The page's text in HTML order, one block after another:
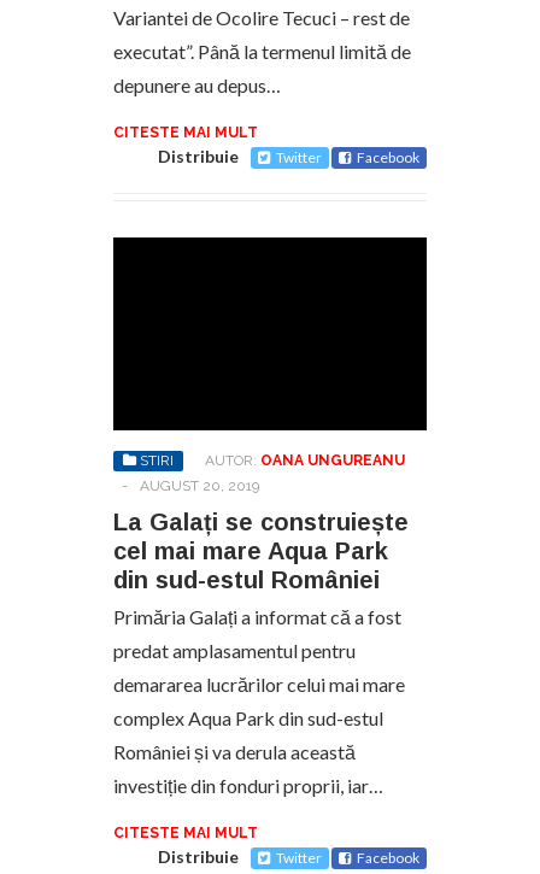
Variantei de Ocolire Tecuci – rest de
executat”. Până la termenul limită de
depunere au depus…
CITESTE MAI MULT
Distribuie Twitter Facebook
STIRI AUTOR: OANA UNGUREANU
-
AUGUST 20, 2019
La Galați se construiește
cel mai mare Aqua Park
din sud-estul României
Primăria Galați a informat că a fost
predat amplasamentul pentru
demararea lucrărilor celui mai mare
complex Aqua Park din sud-estul
României și va derula această
investiție din fonduri proprii, iar…
CITESTE MAI MULT
Distribuie Twitter Facebook